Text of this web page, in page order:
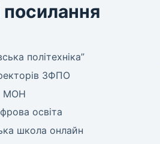
посилання
політехніка”
ЗФПО
МОН
освіта
школа онлайн